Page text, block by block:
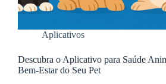
Aplicativos
Descubra o Aplicativo para Saúde
Bem-Estar do Seu Pet